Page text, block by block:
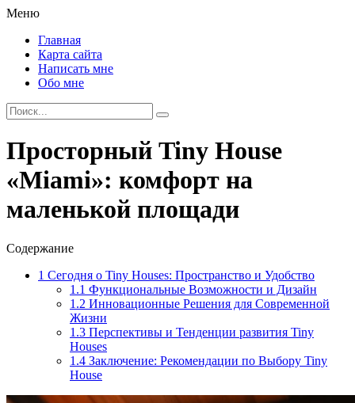
Меню
Главная
Карта сайта
Написать мне
Обо мне
Просторный Tiny House
«Miami»: комфорт на
маленькой площади
Содержание
1 Сегодня о Tiny Houses: Пространство и Удобство
1.1 Функциональные Возможности и Дизайн
1.2 Инновационные Решения для Современной
Жизни
1.3 Перспективы и Тенденции развития Tiny
Houses
1.4 Заключение: Рекомендации по Выбору Tiny
House